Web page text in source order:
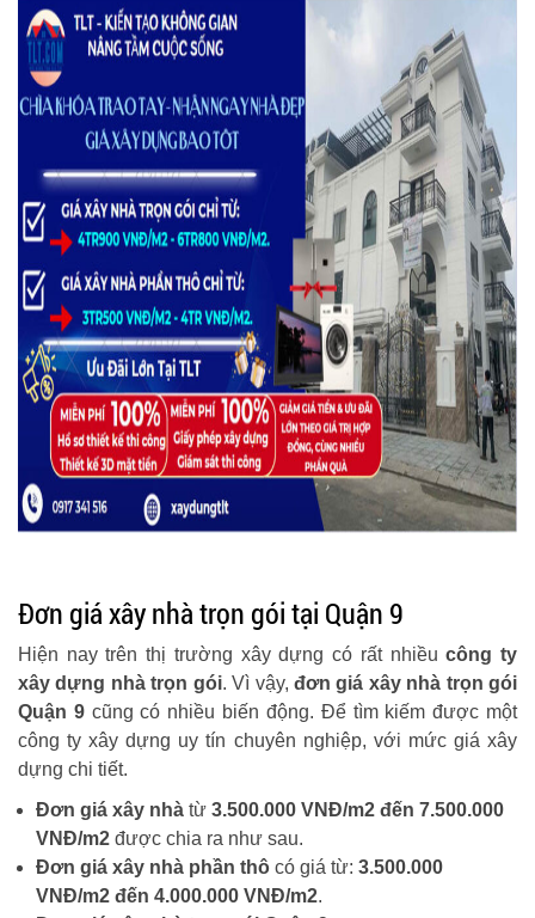
Đơn giá xây nhà trọn gói tại Quận 9
Hiện nay trên thị trường xây dựng có rất nhiềucông ty
xây dựng nhà trọn gói. Vì vậy, đơn giá xây nhà trọn gói
Quận 9cũng có nhiều biến động. Để tìm kiếm được một
công ty xây dựng uy tín chuyên nghiệp, với mức giá xây
dựng chi tiết.
Đơn giá xây nhà từ 3.500.000 VNĐ/m2 đến 7.500.000
VNĐ/m2 được chia ra như sau.
Đơn giá xây nhà phần thô có giá từ: 3.500.000
VNĐ/m2 đến 4.000.000 VNĐ/m2.